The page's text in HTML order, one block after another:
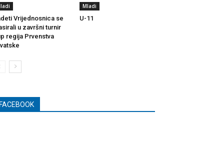
Vrijednosnica se
u završni turnir
regija Prvenstva
Mladi
U-11
FACEBOOK